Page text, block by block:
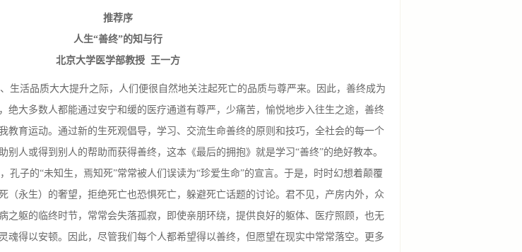
推荐序
人生“善终”的知与行
北京大学医学部教授 王一方
生活品质大大提升之际，人们便很自然地关注起死亡的品质与尊严来。因此，善终成为
绝大多数人都能通过安宁和缓的医疗通道有尊严，少痛苦，愉悦地步入往生之途，善终
教育运动。通过新的生死观倡导，学习、交流生命善终的原则和技巧，全社会的每一个
别人或得到别人的帮助而获得善终，这本《最后的拥抱》就是学习“善终”的绝好教本。
子的“未知生，焉知死”常常被人们误读为“珍爱生命”的宣言。于是，时时幻想着颠覆
（永生）的奢望，拒绝死亡也恐惧死亡，躲避死亡话题的讨论。君不见，产房内外，众
之躯的临终时节，常常会失落孤寂，即使亲朋环绕，提供良好的躯体、医疗照顾，也无
魂得以安顿。因此，尽管我们每个人都希望得以善终，但愿望在现实中常常落空。更多